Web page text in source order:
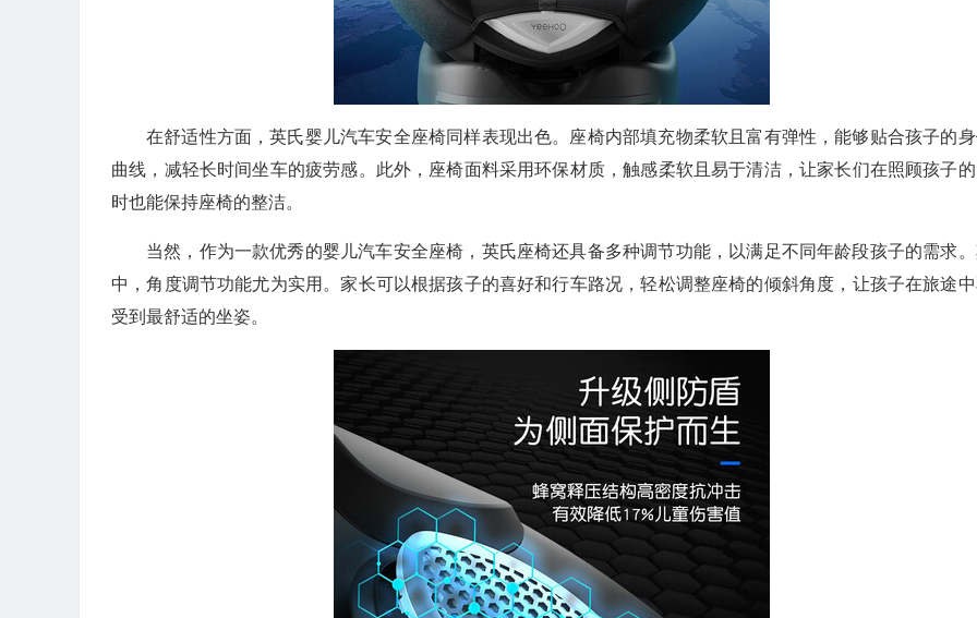
在舒适性方面，英氏婴儿汽车安全座椅同样表现出色。座椅内部填充物柔软且富有弹性，能够贴合孩子的
曲线，减轻长时间坐车的疲劳感。此外，座椅面料采用环保材质，触感柔软且易于清洁，让家长们在照顾孩子
时也能保持座椅的整洁。
当然，作为一款优秀的婴儿汽车安全座椅，英氏座椅还具备多种调节功能，以满足不同年龄段孩子的需求
中，角度调节功能尤为实用。家长可以根据孩子的喜好和行车路况，轻松调整座椅的倾斜角度，让孩子在旅途
受到最舒适的坐姿。